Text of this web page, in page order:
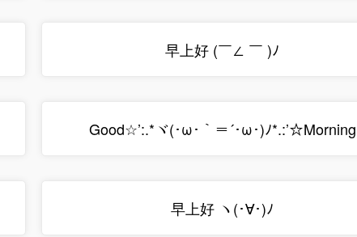
早上好 (￣∠ ￣ )ﾉ
Good☆’:.*ヾ(･ω･｀＝´･ω･)ﾉ*.:’☆Morning
早上好 ヽ(･∀･)ﾉ